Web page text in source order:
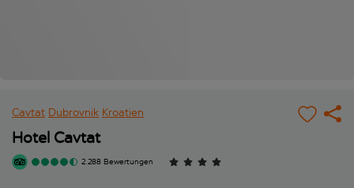
Cavtat Dubrovnik Kroatien
Hotel Cavtat
2.288 Bewertungen